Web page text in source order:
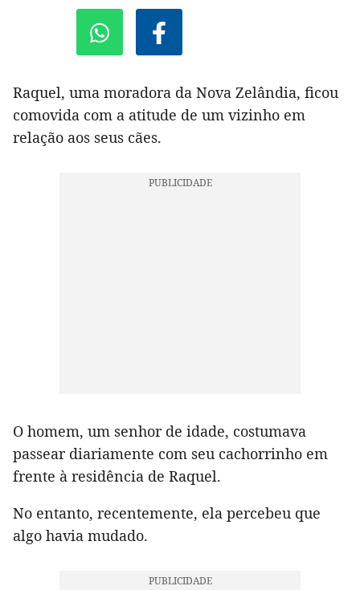
Raquel, uma moradora da Nova Zelândia, ficou
comovida com a atitude de um vizinho em
relação aos seus cães.
O homem, um senhor de idade, costumava
passear diariamente com seu cachorrinho em
frente à residência de Raquel.
No entanto, recentemente, ela percebeu que
algo havia mudado.